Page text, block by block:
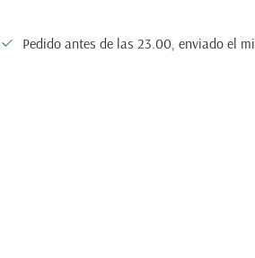
Pedido antes de las 23.00, enviado el